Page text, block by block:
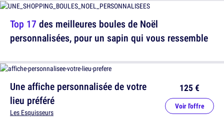
Top 17 des meilleures boules de Noël
personnalisées, pour un sapin qui vous ressemble
Une affiche personnalisée de votre
lieu préféré
Les Esquisseurs
125 €
Voir l'offre